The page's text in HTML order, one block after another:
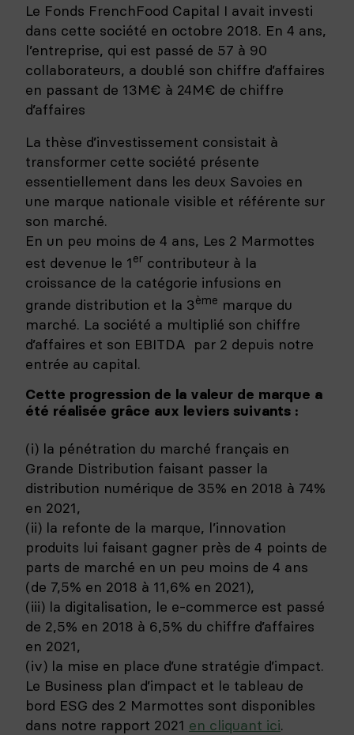
Le Fonds FrenchFood Capital I avait investi
dans cette société en octobre 2018. En 4 ans,
l’entreprise, qui est passé de 57 à 90
collaborateurs, a doublé son chiffre d’affaires
en passant de 13M€ à 24M€ de chiffre
d’affaires
La thèse d’investissement consistait à
transformer cette société présente
essentiellement dans les deux Savoies en
une marque nationale visible et référente sur
son marché.
En un peu moins de 4 ans, Les 2 Marmottes
est devenue le 1er contributeur à la
croissance de la catégorie infusions en
grande distribution et la 3ème marque du
marché. La société a multiplié son chiffre
d’affaires et son EBITDA par 2 depuis notre
entrée au capital.
Cette progression de la valeur de marque a
été réalisée grâce aux leviers suivants :
(i) la pénétration du marché français en
Grande Distribution faisant passer la
distribution numérique de 35% en 2018 à 74%
en 2021,
(ii) la refonte de la marque, l’innovation
produits lui faisant gagner près de 4 points de
parts de marché en un peu moins de 4 ans
(de 7,5% en 2018 à 11,6% en 2021),
(iii) la digitalisation, le e-commerce est passé
de 2,5% en 2018 à 6,5% du chiffre d’affaires
en 2021,
(iv) la mise en place d’une stratégie d’impact.
Le Business plan d’impact et le tableau de
bord ESG des 2 Marmottes sont disponibles
dans notre rapport 2021 en cliquant ici.